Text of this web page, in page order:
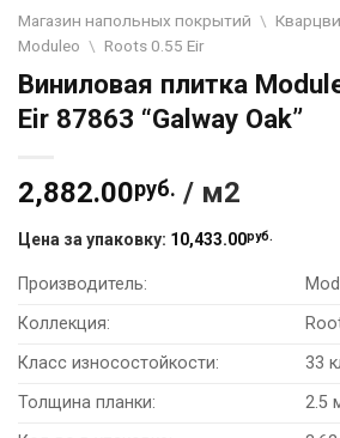
Магазин напольных покрытий \
Moduleo \ Roots 0.55 Eir
Виниловая плитка
Eir 87863 “Galway Oak”
2,882.00руб. / м2
Цена за упаковку: 10,433.00руб.
Производитель:
Коллекция:
Класс износостойкости:
33
Толщина планки:
2.5